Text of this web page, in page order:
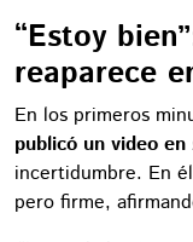
“Estoy
reaparece
En los primeros
publicó un video
incertidumbre. En
pero firme,